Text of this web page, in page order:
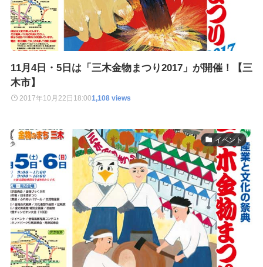
11月4日・5日は「三木金物まつり2017」が開催！【三
木市】
2017年10月22日 18:001,108 views
イベント